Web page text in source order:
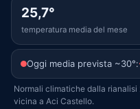
25,7°
temperatura media del mese
Oggi media prevista ~30°:
Normali climatiche dalla
vicina a Aci Castello.